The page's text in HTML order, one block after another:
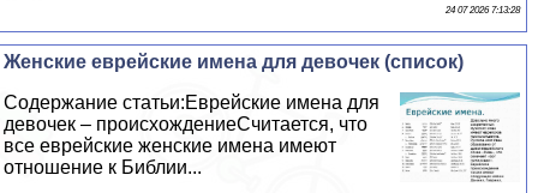
24 07 2026 7:13:28
Женские еврейские имена для девочек (список)
Содержание статьи:Еврейские имена для
девочек – происхождениеСчитается, что
все еврейские женские имена имеют
отношение к Библии...